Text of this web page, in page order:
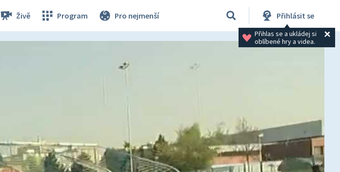
Živě Program Pro nejmenší Přihlásit se
Přihlas se a ukládej si
oblíbené hry a videa.